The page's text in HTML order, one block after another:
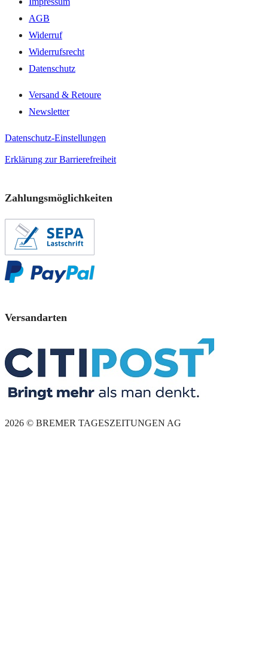
AGB
Widerruf
Widerrufsrecht
Datenschutz
Versand & Retoure
Newsletter
Datenschutz-Einstellungen
Erklärung zur Barrierefreiheit
Zahlungsmöglichkeiten
Versandarten
2026 © BREMER TAGESZEITUNGEN AG